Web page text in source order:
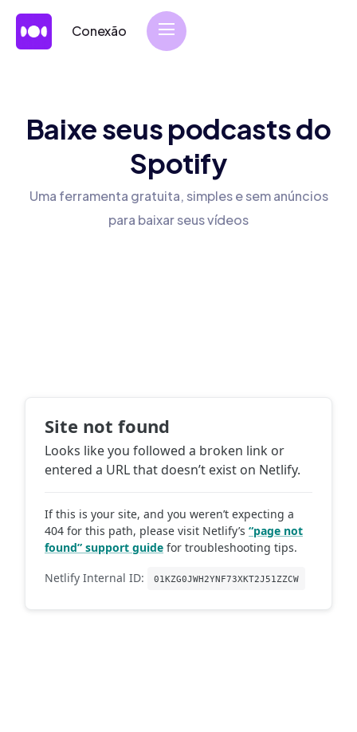
Conexão
Baixe seus podcasts do
Spotify
Uma ferramenta gratuita, simples e sem anúncios
para baixar seus vídeos